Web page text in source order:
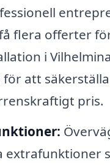
flera offerter
i
för att
pris.
extrafunktioner